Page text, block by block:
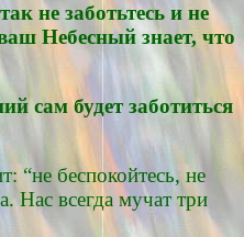
не заботьтесь и не
Небесный знает, что
сам будет заботиться
“не беспокойтесь, не
Нас всегда мучат три